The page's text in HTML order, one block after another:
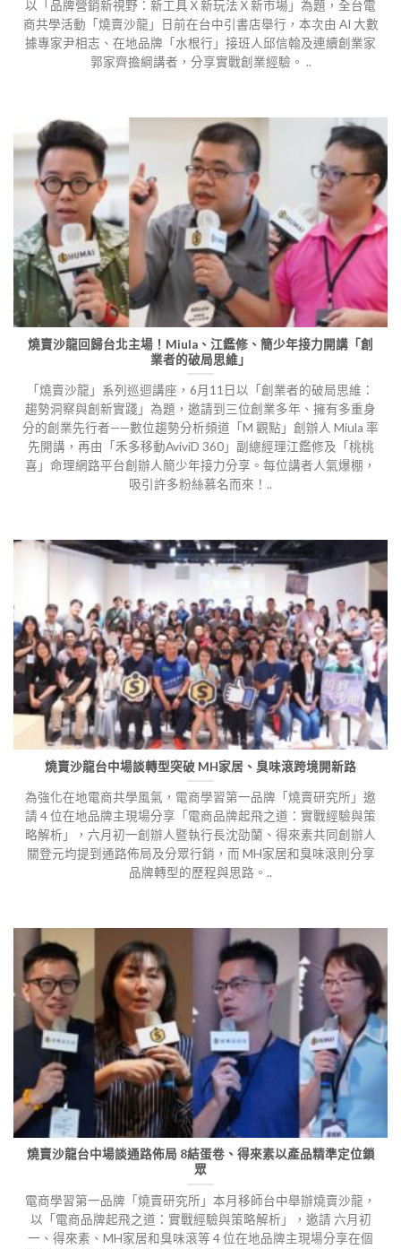
以「品牌營銷新視野：新工具Ｘ新玩法Ｘ新市場」為題，全台電
商共學活動「燒賣沙龍」日前在台中引書店舉行，本次由 AI 大數
據專家尹相志、在地品牌「水根行」接班人邱信翰及連續創業家
郭家齊擔綱講者，分享實戰創業經驗。 ..
燒賣沙龍回歸台北主場！Miula、江鑑修、簡少年接力開講「創
業者的破局思維」
「燒賣沙龍」系列巡迴講座，6月11日以「創業者的破局思維：
趨勢洞察與創新實踐」為題，邀請到三位創業多年、擁有多重身
分的創業先行者——數位趨勢分析頻道「M 觀點」創辦人 Miula 率
先開講，再由「禾多移動AviviD 360」副總經理江鑑修及「桃桃
喜」命理網路平台創辦人簡少年接力分享。每位講者人氣爆棚，
吸引許多粉絲慕名而來！..
燒賣沙龍台中場談轉型突破 MH家居、臭味滾跨境開新路
為強化在地電商共學風氣，電商學習第一品牌「燒賣研究所」邀
請 4 位在地品牌主現場分享「電商品牌起飛之道：實戰經驗與策
略解析」，六月初一創辦人暨執行長沈劭蘭、得來素共同創辦人
關登元均提到通路佈局及分眾行銷，而 MH家居和臭味滾則分享
品牌轉型的歷程與思路。..
燒賣沙龍台中場談通路佈局 8結蛋卷、得來素以產品精準定位鎖
眾
電商學習第一品牌「燒賣研究所」本月移師台中舉辦燒賣沙龍，
以「電商品牌起飛之道：實戰經驗與策略解析」，邀請 六月初
一、得來素、MH家居和臭味滾等 4 位在地品牌主現場分享在個